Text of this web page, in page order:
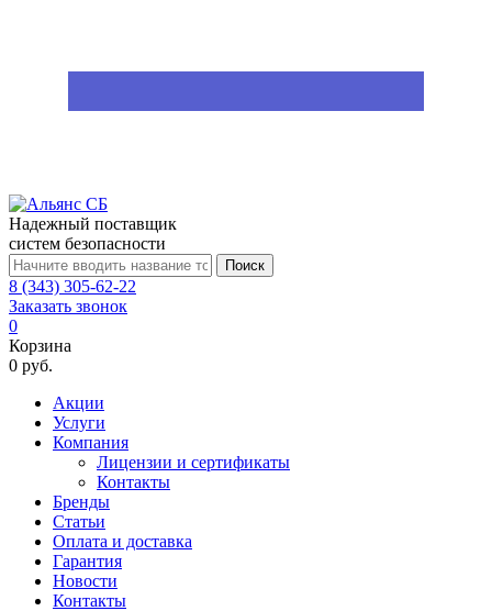
Надежный поставщик
систем безопасности
Поиск
8 (343) 305-62-22
Заказать звонок
0
Корзина
0 руб.
Акции
Услуги
Компания
Лицензии и сертификаты
Контакты
Бренды
Статьи
Оплата и доставка
Гарантия
Новости
Контакты